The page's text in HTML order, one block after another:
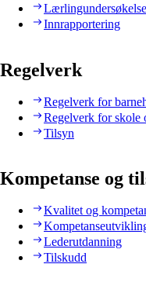
Innrapportering
Regelverk
Regelverk for
Regelverk for
Tilsyn
Kompetanse og
Kvalitet og
Lederutdanning
Tilskudd